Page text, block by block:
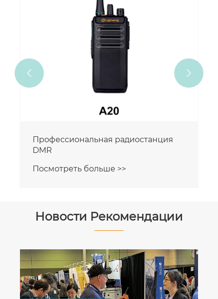
Профессиональная радиостанция
DMR
Посмотреть больше >>
 
Новости Рекомендации